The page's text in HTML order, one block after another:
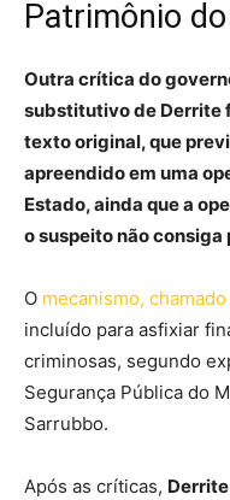
Patrimônio
Outra crítica do
substitutivo de Derrite
texto original, que
apreendido em uma
Estado, ainda que a
o suspeito não
O mecanismo,
incluído para asfixiar
criminosas, segundo
Segurança Pública do
Sarrubbo.
Após as críticas,